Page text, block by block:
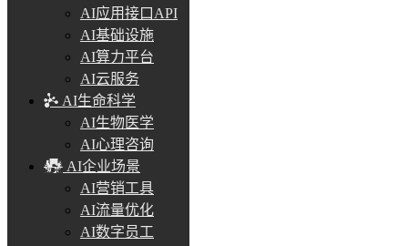
AI应用接口API
AI基础设施
AI算力平台
AI云服务
AI生命科学
AI生物医学
AI心理咨询
AI企业场景
AI营销工具
AI流量优化
AI数字员工